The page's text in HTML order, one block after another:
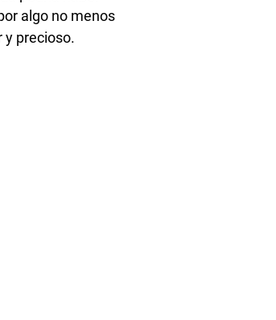
algo no menos
y precioso.